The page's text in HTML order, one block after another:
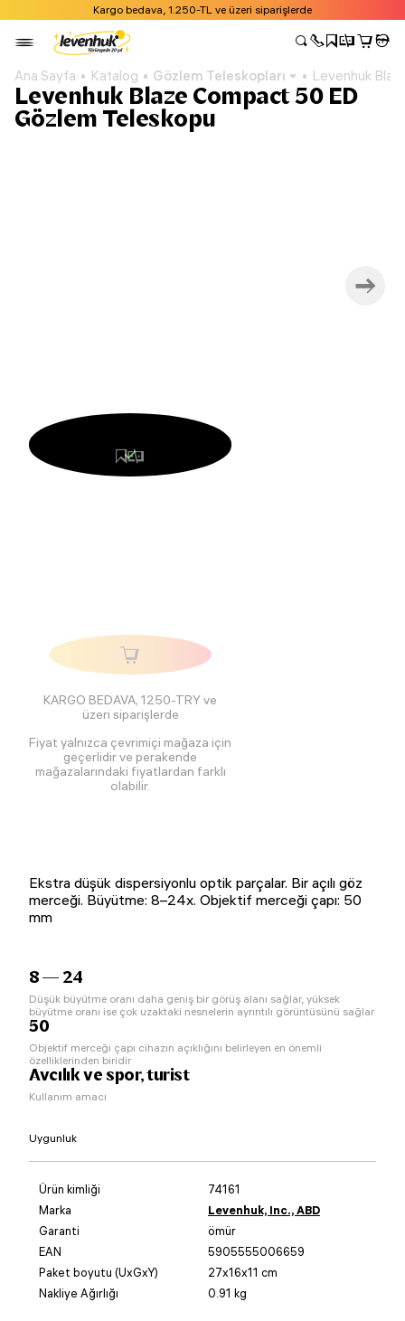
Kargo bedava, 1.250-TL ve üzeri siparişlerde
Ana Sayfa Katalog Gözlem Teleskopları Levenhuk
Levenhuk Blaze Compact 50 ED
Gözlem Teleskopu
KARGO BEDAVA, 1250-TRY ve
üzeri siparişlerde
Fiyat yalnızca çevrimiçi mağaza için
geçerlidir ve perakende
mağazalarındaki fiyatlardan farklı
olabilir.
Ekstra düşük dispersiyonlu optik parçalar. Bir açılı göz
merceği. Büyütme: 8–24x. Objektif merceği çapı: 50
mm
8 — 24
Düşük büyütme oranı daha geniş bir görüş alanı sağlar, yüksek
büyütme oranı ise çok uzaktaki nesnelerin ayrıntılı görüntüsünü sağlar
50
Objektif merceği çapı cihazın açıklığını belirleyen en önemli
özelliklerinden biridir
Avcılık ve spor, turist
Kullanım amacı
Uygunluk
Ürün kimliği
74161
Marka
Levenhuk, Inc., ABD
Garanti
ömür
EAN
5905555006659
Paket boyutu (UxGxY)
27x16x11 cm
Nakliye Ağırlığı
0.91 kg